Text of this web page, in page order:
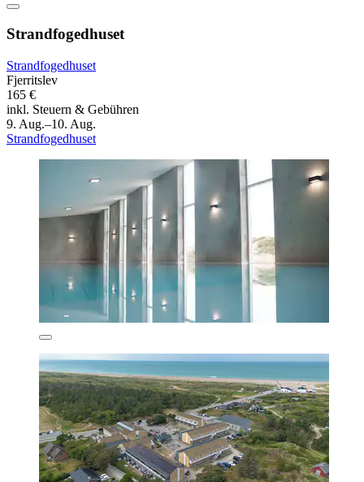
Strandfogedhuset
Strandfogedhuset
Fjerritslev
165 €
inkl. Steuern & Gebühren
9. Aug.–10. Aug.
Strandfogedhuset